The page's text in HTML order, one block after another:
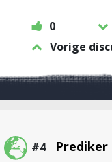
0
Vorige
#4 Prediker